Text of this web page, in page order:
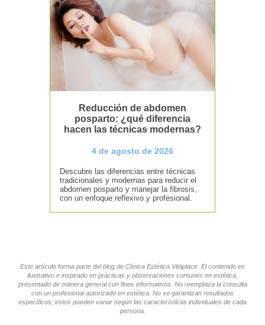
Reducción de abdomen
posparto: ¿qué diferencia
hacen las técnicas modernas?
4 de agosto de 2026
Descubre las diferencias entre técnicas
tradicionales y modernas para reducir el
abdomen posparto y manejar la fibrosis,
con un enfoque reflexivo y profesional.
Este artículo forma parte del blog de Clínica Estética Vitaplace. El contenido es
ilustrativo e inspirado en prácticas y observaciones comunes en estética,
presentado de manera general con fines informativos. No reemplaza la consulta
con un profesional autorizado en estética. No se garantizan resultados
específicos; estos pueden variar según las características individuales de cada
persona.